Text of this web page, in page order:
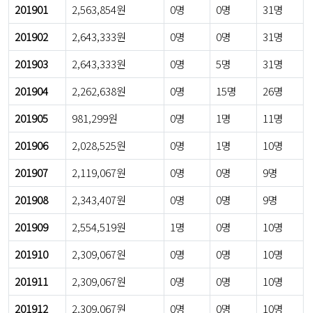
201901
2,563,854원 0명 0명
31명
201902
2,643,333원 0명 0명
31명
201903
2,643,333원 0명 5명
31명
201904
2,262,638원 0명 15명
26명
201905
981,299원 0명 1명
11명
201906
2,028,525원 0명 1명
10명
201907
2,119,067원 0명 0명
9명
201908
2,343,407원 0명 0명
9명
201909
2,554,519원 1명 0명
10명
201910
2,309,067원 0명 0명
10명
201911
2,309,067원 0명 0명
10명
201912
2,309,067원 0명 0명 10명